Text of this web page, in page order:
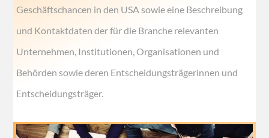
Geschäftschancen in den USA sowie eine Beschreibung
und Kontaktdaten der für die Branche relevanten
Unternehmen, Institutionen, Organisationen und
Behörden sowie deren Entscheidungsträgerinnen und
Entscheidungsträger.